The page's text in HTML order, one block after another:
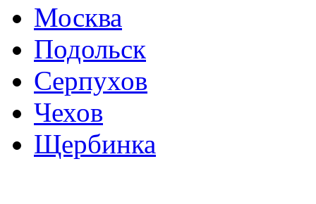
Москва
Подольск
Серпухов
Чехов
Щербинка